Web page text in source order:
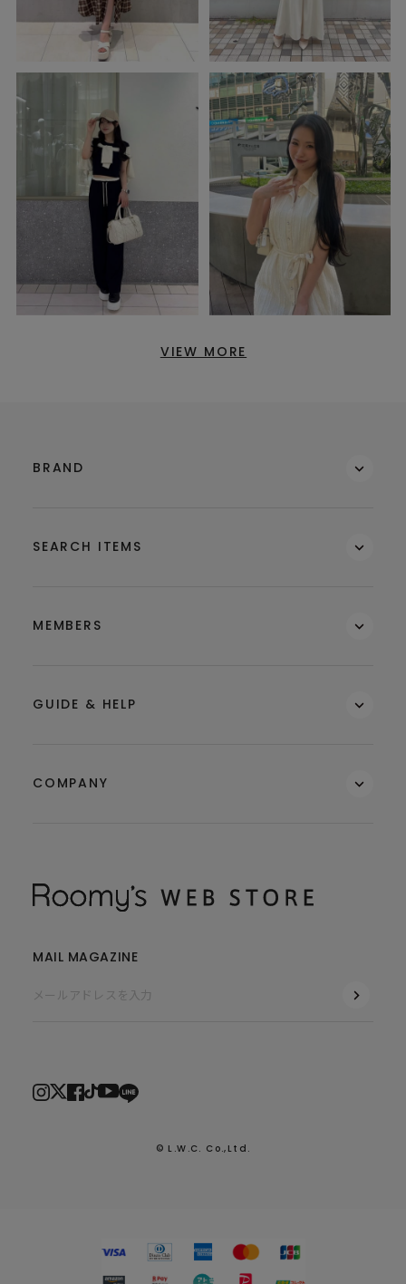
VIEW MORE
BRAND
SEARCH ITEMS
MEMBERS
GUIDE & HELP
COMPANY
MAIL MAGAZINE
© L.W.C. Co.,Ltd.